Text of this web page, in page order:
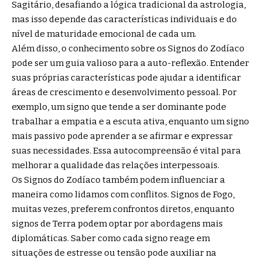
Sagitário, desafiando a lógica tradicional da astrologia,
mas isso depende das características individuais e do
nível de maturidade emocional de cada um.
Além disso, o conhecimento sobre os Signos do Zodíaco
pode ser um guia valioso para a auto-reflexão. Entender
suas próprias características pode ajudar a identificar
áreas de crescimento e desenvolvimento pessoal. Por
exemplo, um signo que tende a ser dominante pode
trabalhar a empatia e a escuta ativa, enquanto um signo
mais passivo pode aprender a se afirmar e expressar
suas necessidades. Essa autocompreensão é vital para
melhorar a qualidade das relações interpessoais.
Os Signos do Zodíaco também podem influenciar a
maneira como lidamos com conflitos. Signos de Fogo,
muitas vezes, preferem confrontos diretos, enquanto
signos de Terra podem optar por abordagens mais
diplomáticas. Saber como cada signo reage em
situações de estresse ou tensão pode auxiliar na